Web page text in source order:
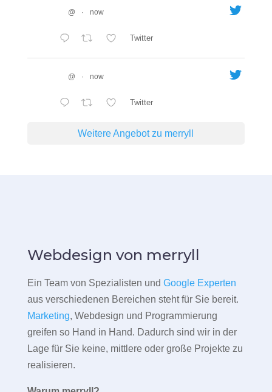
@ · now
Twitter
@ · now
Twitter
Weitere Angebot zu merryll
Webdesign von merryll
Ein Team von Spezialisten und Google Experten
aus verschiedenen Bereichen steht für Sie bereit.
Marketing, Webdesign und Programmierung
greifen so Hand in Hand. Dadurch sind wir in der
Lage für Sie keine, mittlere oder große Projekte zu
realisieren.